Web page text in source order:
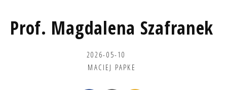
Prof. Magdalena Szafranek
2026-05-10
MACIEJ PAPKE